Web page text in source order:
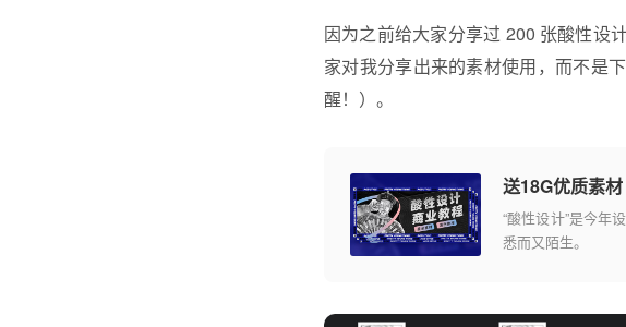
因为之前给大家分享过 200 张酸性设
家对我分享出来的素材使用，而不是
醒！）。
送18G优质素材
“酸性设计”是今年
悉而又陌生。